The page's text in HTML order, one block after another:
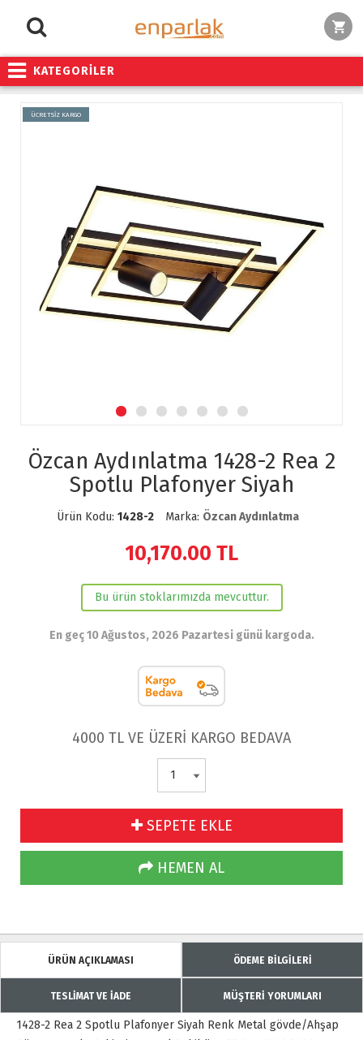
KATEGORİLER
ÜCRETSİZ KARGO
Özcan Aydınlatma 1428-2 Rea 2
Spotlu Plafonyer Siyah
Ürün Kodu: 1428-2 Marka: Özcan Aydınlatma
10,170.00 TL
Bu ürün stoklarımızda mevcuttur.
En geç 10 Ağustos, 2026 Pazartesi günü kargoda.
4000 TL VE ÜZERİ KARGO BEDAVA
SEPETE EKLE
HEMEN AL
ÜRÜN AÇIKLAMASI ÖDEME BİLGİLERİ
TESLİMAT VE İADE MÜŞTERİ YORUMLARI
1428-2 Rea 2 Spotlu Plafonyer Siyah Renk Metal gövde/Ahşap